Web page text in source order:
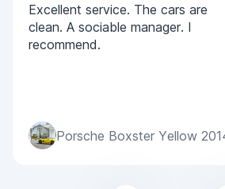
Excellent service. The cars are
clean. A sociable manager. I
recommend.
Porsche Boxster Yellow